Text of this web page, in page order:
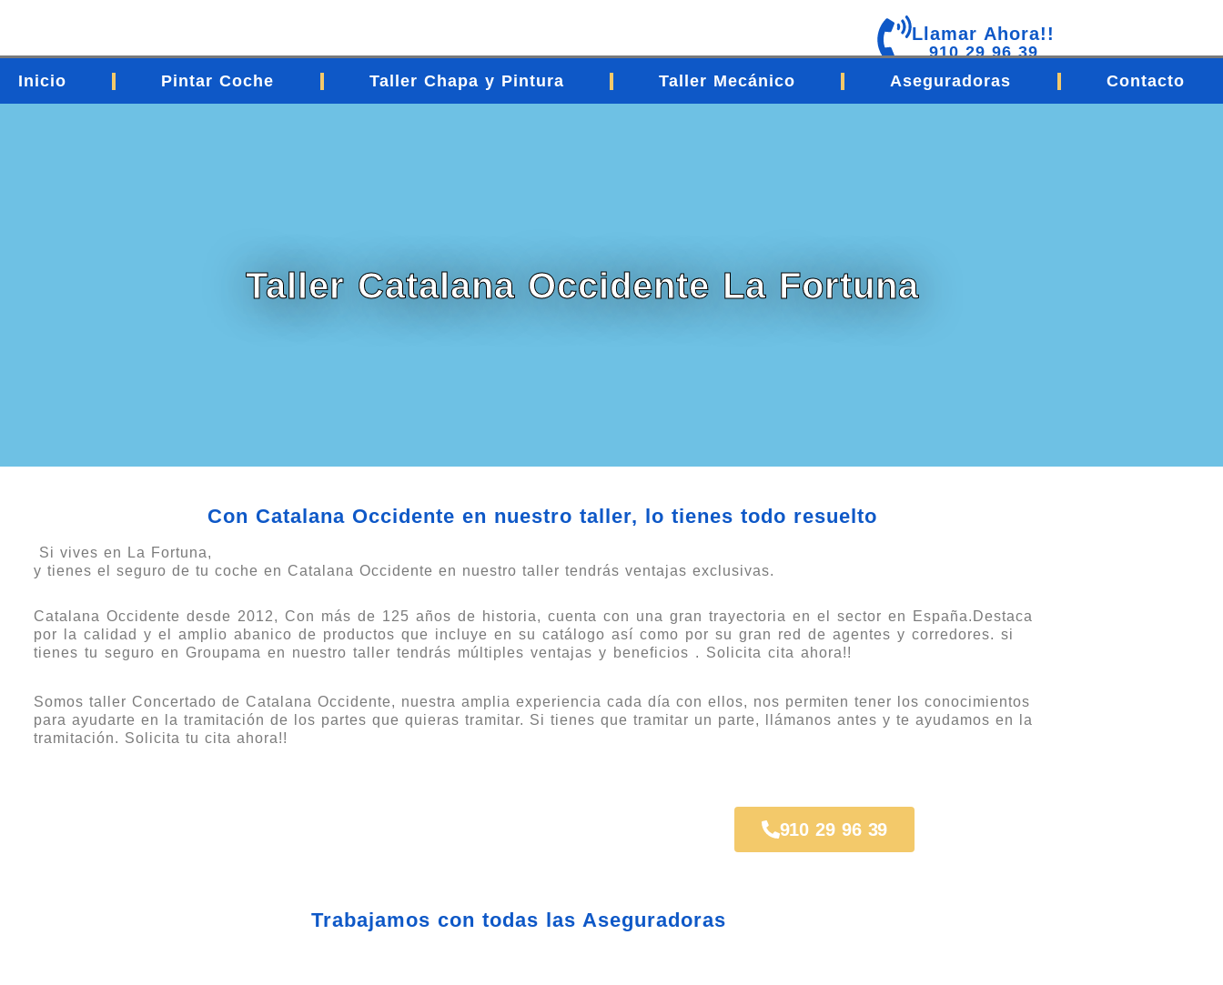
Llamar Ahora!!
910 29 96 39
Inicio
Pintar Coche Taller Chapa y Pintura Taller Mecánico Aseguradoras Contacto
Taller Catalana Occidente La Fortuna
Con Catalana Occidente en nuestro taller, lo tienes todo resuelto
Si vives en La Fortuna,
y tienes el seguro de tu coche en Catalana Occidente en nuestro taller tendrás ventajas exclusivas.
Catalana Occidente desde 2012, Con más de 125 años de historia, cuenta con una gran trayectoria en el sector en España.Destaca
por la calidad y el amplio abanico de productos que incluye en su catálogo así como por su gran red de agentes y corredores. si
tienes tu seguro en Groupama en nuestro taller tendrás múltiples ventajas y beneficios . Solicita cita ahora!!
Somos taller Concertado de Catalana Occidente, nuestra amplia experiencia cada día con ellos, nos permiten tener los conocimientos
para ayudarte en la tramitación de los partes que quieras tramitar. Si tienes que tramitar un parte, llámanos antes y te ayudamos en la
tramitación. Solicita tu cita ahora!!
910 29 96 39
Trabajamos con todas las Aseguradoras